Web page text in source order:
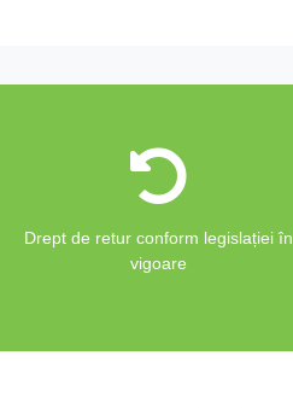
Drept de retur conform legislației în
vigoare